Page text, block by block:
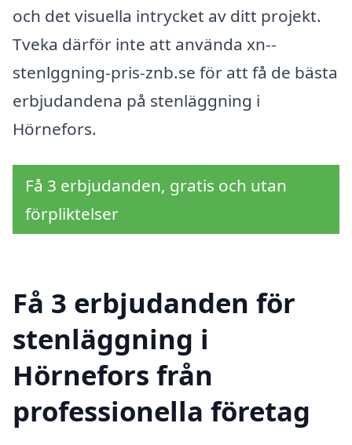
och det visuella intrycket av ditt projekt.
Tveka därför inte att använda xn--
stenlggning-pris-znb.se för att få de bästa
erbjudandena på stenläggning i
Hörnefors.
Få 3 erbjudanden, gratis och utan
förpliktelser
Få 3 erbjudanden för
stenläggning i
Hörnefors från
professionella företag